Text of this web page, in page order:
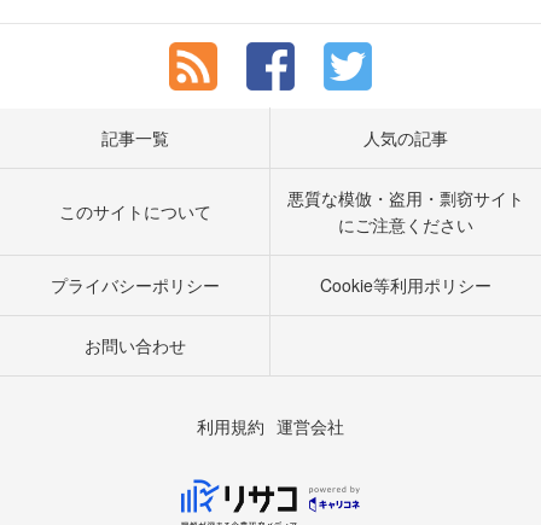
記事一覧 人気の記事
このサイトについて
悪質な模倣・盗用・剽窃サイト
にご注意ください
プライバシーポリシー Cookie等利用ポリシー
お問い合わせ
利用規約 運営会社